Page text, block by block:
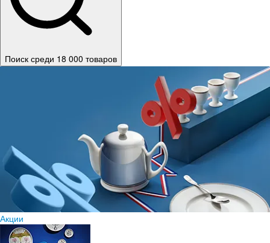
Поиск среди 18 000 товаров
Акции